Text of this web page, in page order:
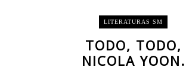
LITERATURAS SM
TODO, TODO,
NICOLA YOON.